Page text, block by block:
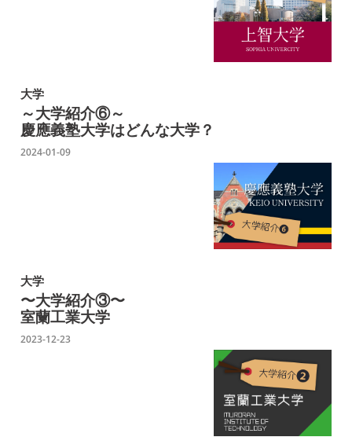
大学
～大学紹介⑥～
慶應義塾大学はどんな大学？
2024-01-09
大学
〜大学紹介③〜
室蘭工業大学
2023-12-23